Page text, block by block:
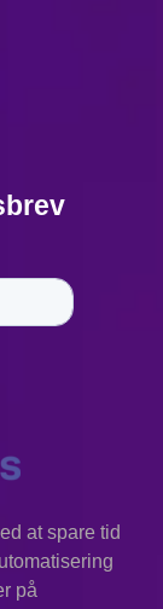
at spare tid
på